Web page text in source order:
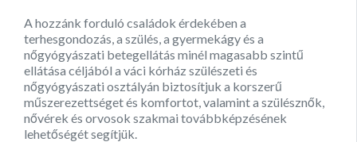
A hozzánk forduló családok érdekében a
terhesgondozás, a szülés, a gyermekágy és a
nőgyógyászati betegellátás minél magasabb szintű
ellátása céljából a váci kórház szülészeti és
nőgyógyászati osztályán biztosítjuk a korszerű
műszerezettséget és komfortot, valamint a szülésznők,
nővérek és orvosok szakmai továbbképzésének
lehetőségét segítjük.